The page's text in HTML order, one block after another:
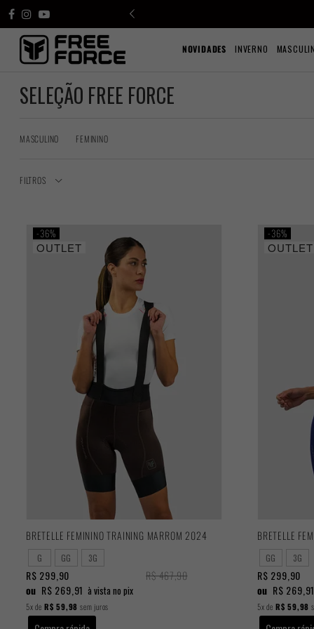
NOVIDADES INVERNO
SELEÇÃO FREE FORCE
MASCULINO FEMININO
FILTROS
OUTLET
36%
BRETELLE FEMININO TRAINING MARROM 2024
G GG 3G
R$ 467,90
R$ 299,90
ou R$ 269,91 à vista no pix
5xde R$ 59,98 sem juros
OUTLET
36%
BRETELLE
GG 3G
R$ 299,90
ou R$
5xde R$ 59,98